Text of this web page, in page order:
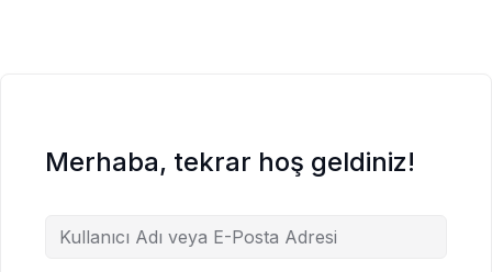
Merhaba, tekrar hoş geldiniz!